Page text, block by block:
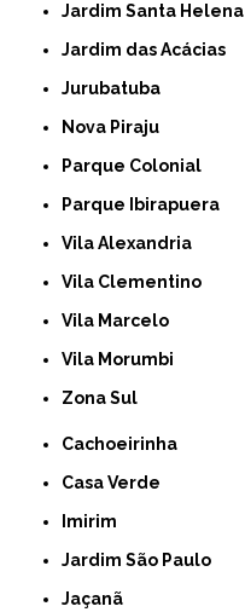
Jardim Santa Helena
Jardim das Acácias
Jurubatuba
Nova Piraju
Parque Colonial
Parque Ibirapuera
Vila Alexandria
Vila Clementino
Vila Marcelo
Vila Morumbi
Zona Sul
Cachoeirinha
Casa Verde
Imirim
Jardim São Paulo
Jaçanã